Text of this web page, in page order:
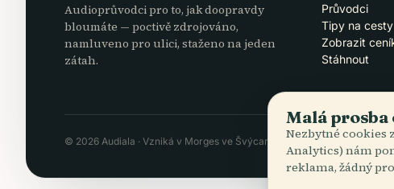
Audioprůvodci pro to, jak doopravdy
bloumáte — poctivě zdrojováno,
namluveno pro ulici, staženo na jeden
zátah.
Průvodci
Tipy na cesty
Zobrazit
Stáhnout
© 2026 Audiala · Vzniká v Morges ve Švýcarsku, na cestách i v oblacích
Malá prosba
Nezbytné cookies
Analytics) nám
reklama, žádný